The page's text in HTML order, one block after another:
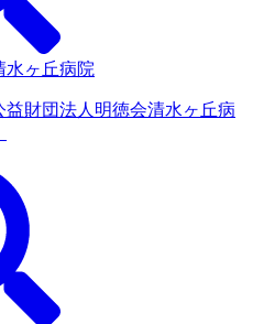
益財団法人明徳会清水ヶ丘病